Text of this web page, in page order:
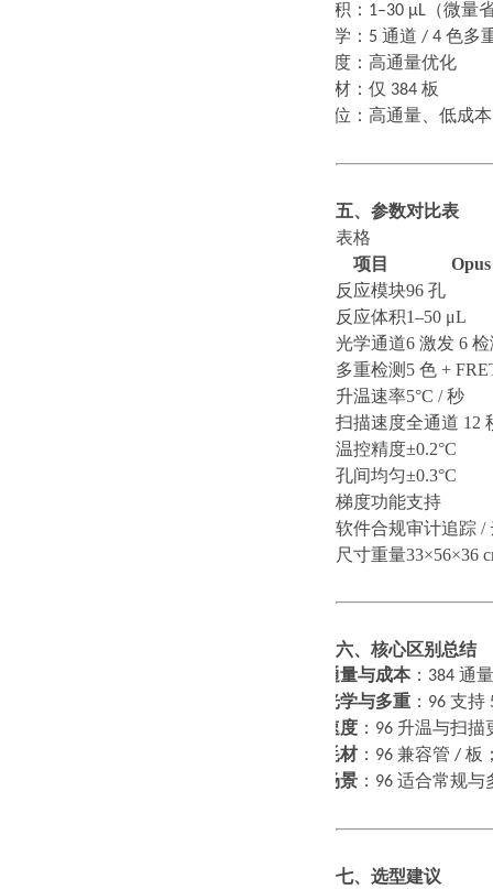
体积： 1–30 μL （微量
光学： 5 通道 / 4 色多
速度：高通量优化
耗材：仅 384 板
定位：高通量、低成
五、参数对比表
表格
项目
反应模块96 孔
反应体积1–50 μL
光学通道6 激发 6
多重检测 5 色 +
升温速率5°C / 秒
扫描速度全通道 12
温控精度±0.2°C
孔间均匀±0.3°C
梯度功能支持
软件合规审计追踪 /
尺寸重量33×56×36
六、核心区别总结
通量与成本： 384 通
光学与多重 ： 96 支持
速度 ： 96 升温与扫描
耗材： 96 兼容管 / 板
场景 ： 96 适合常规与
七、选型建议